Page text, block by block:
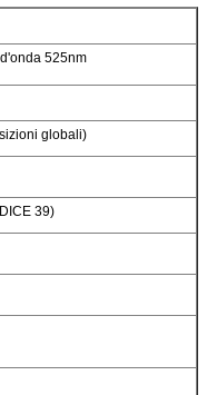
525nm
globali)
39)